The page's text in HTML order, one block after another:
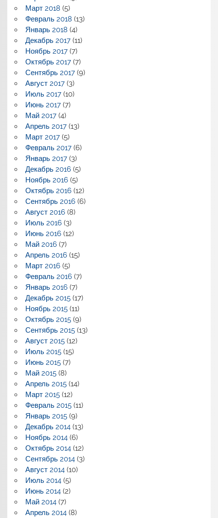
Март 2018 (5)
Февраль 2018 (13)
Январь 2018 (4)
Декабрь 2017(11)
Ноябрь 2017(7)
Октябрь 2017(7)
Сентябрь 2017(9)
Август 2017(3)
Июль 2017(10)
Июнь 2017(7)
Май 2017(4)
Апрель 2017(13)
Март 2017(5)
Февраль 2017(6)
Январь 2017(3)
Декабрь 2016(5)
Ноябрь 2016(5)
Октябрь 2016(12)
Сентябрь 2016(6)
Август 2016(8)
Июль 2016(3)
Июнь 2016(12)
Май 2016(7)
Апрель 2016(15)
Март 2016(5)
Февраль 2016(7)
Январь 2016(7)
Декабрь 2015(17)
Ноябрь 2015(11)
Октябрь 2015(9)
Сентябрь 2015(13)
Август 2015(12)
Июль 2015(15)
Июнь 2015(7)
Май 2015(8)
Апрель 2015(14)
Март 2015(12)
Февраль 2015(11)
Январь 2015(9)
Декабрь 2014(13)
Ноябрь 2014(6)
Октябрь 2014(12)
Сентябрь 2014(3)
Август 2014(10)
Июль 2014(5)
Июнь 2014(2)
Май 2014(7)
Апрель 2014(8)